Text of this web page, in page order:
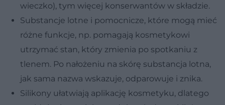
wieczko), tym więcej konserwantów w składzie.
Substancje lotne i pomocnicze, które mogą mieć
różne funkcje, np. pomagają kosmetykowi
utrzymać stan, który zmienia po spotkaniu z
tlenem. Po nałożeniu na skórę substancja lotna,
jak sama nazwa wskazuje, odparowuje i znika.
Silikony ułatwiają aplikację kosmetyku, dlatego